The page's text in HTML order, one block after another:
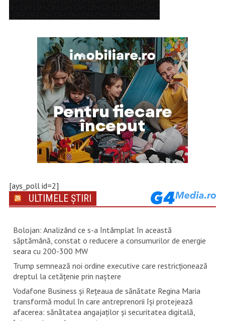
[ays_poll id=2]
ULTIMELE ȘTIRI
Bolojan: Analizând ce s-a întâmplat în această
săptămână, constat o reducere a consumurilor de energie
seara cu 200-300 MW
Trump semnează noi ordine executive care restricţionează
dreptul la cetăţenie prin naştere
Vodafone Business și Rețeaua de sănătate Regina Maria
transformă modul în care antreprenorii își protejează
afacerea: sănătatea angajaților și securitatea digitală,